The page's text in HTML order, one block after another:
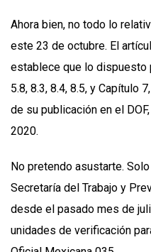
Ahora bien, no todo lo
este 23 de octubre. El
establece que lo dispuesto
5.8, 8.3, 8.4, 8.5, y Capítulo
de su publicación en el
2020.
No pretendo asustarte.
Secretaría del Trabajo y
desde el pasado mes de
unidades de verificación